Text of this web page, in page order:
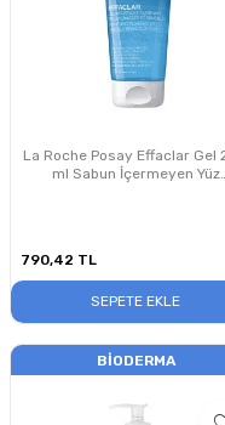
La Roche Posay Effaclar Gel
ml Sabun İçermeyen Yüz
790,42 TL
SEPETE EKLE
BIODERMA